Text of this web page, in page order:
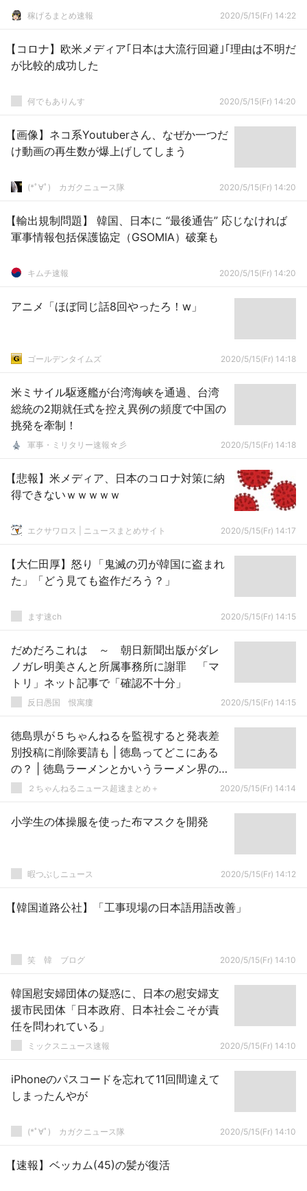
稼げるまとめ速報 2020/5/15(Fr) 14:22
【コロナ】欧米メディア｢日本は大流行回避｣｢理由は不明だ
が比較的成功した
何でもありんす 2020/5/15(Fr) 14:20
【画像】ネコ系Youtuberさん、なぜか一つだ
け動画の再生数が爆上げしてしまう
(*ﾟ∀ﾟ)ゞカガクニュース隊 2020/5/15(Fr) 14:20
【輸出規制問題】 韓国、日本に “最後通告” 応じなければ
軍事情報包括保護協定（GSOMIA）破棄も
キムチ速報 2020/5/15(Fr) 14:20
アニメ「ほぼ同じ話8回やったろ！w」
ゴールデンタイムズ 2020/5/15(Fr) 14:18
米ミサイル駆逐艦が台湾海峡を通過、台湾
総統の2期就任式を控え異例の頻度で中国の
挑発を牽制！
軍事・ミリタリー速報☆彡 2020/5/15(Fr) 14:18
【悲報】米メディア、日本のコロナ対策に納
得できないｗｗｗｗｗ
エクサワロス | ニュースまとめサイト 2020/5/15(Fr) 14:17
【大仁田厚】怒り「鬼滅の刃が韓国に盗まれ
た」「どう見ても盗作だろう？」
ます速ch 2020/5/15(Fr) 14:15
だめだろこれは ～ 朝日新聞出版がダレ
ノガレ明美さんと所属事務所に謝罪 「マ
トリ」ネット記事で「確認不十分」
反日愚国 恨寓瘻 2020/5/15(Fr) 14:15
徳島県が５ちゃんねるを監視すると発表差
別投稿に削除要請も | 徳島ってどこにある
の？ | 徳島ラーメンとかいうラーメン界の
汚物２ちゃんねるニュース超速まとめ＋ 2020/5/15(Fr) 14:14
小学生の体操服を使った布マスクを開発
暇つぶしニュース 2020/5/15(Fr) 14:12
【韓国道路公社】「工事現場の日本語用語改善」
笑 韓 ブログ 2020/5/15(Fr) 14:10
韓国慰安婦団体の疑惑に、日本の慰安婦支
援市民団体「日本政府、日本社会こそが責
任を問われている」
ミックスニュース速報 2020/5/15(Fr) 14:10
iPhoneのパスコードを忘れて11回間違えて
しまったんやが
(*ﾟ∀ﾟ)ゞカガクニュース隊 2020/5/15(Fr) 14:10
【速報】ベッカム(45)の髪が復活